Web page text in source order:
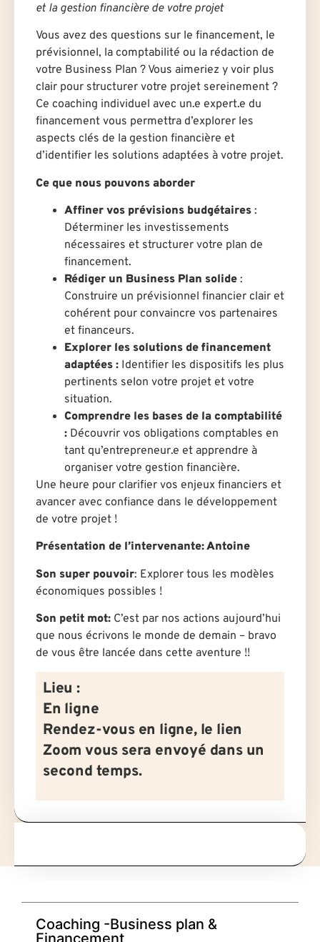
et la gestion financière de votre projet
Vous avez des questions sur le financement, le
prévisionnel, la comptabilité ou la rédaction de
votre Business Plan ? Vous aimeriez y voir plus
clair pour structurer votre projet sereinement ?
Ce coaching individuel avec un.e expert.e du
financement vous permettra d’explorer les
aspects clés de la gestion financière et
d’identifier les solutions adaptées à votre projet.
Ce que nous pouvons aborder
Affiner vos prévisions budgétaires :
Déterminer les investissements
nécessaires et structurer votre plan de
financement.
Rédiger un Business Plan solide :
Construire un prévisionnel financier clair et
cohérent pour convaincre vos partenaires
et financeurs.
Explorer les solutions de financement
adaptées : Identifier les dispositifs les plus
pertinents selon votre projet et votre
situation.
Comprendre les bases de la comptabilité
: Découvrir vos obligations comptables en
tant qu’entrepreneur.e et apprendre à
organiser votre gestion financière.
Une heure pour clarifier vos enjeux financiers et
avancer avec confiance dans le développement
de votre projet !
Présentation de l’intervenante:Antoine
Son super pouvoir: Explorer tous les modèles
économiques possibles !
Son petit mot: C’est par nos actions aujourd’hui
que nous écrivons le monde de demain – bravo
de vous être lancée dans cette aventure !!
Lieu :
En ligne
Rendez-vous en ligne, le lien
Zoom vous sera envoyé dans un
second temps.
Coaching -Business plan &
Financement